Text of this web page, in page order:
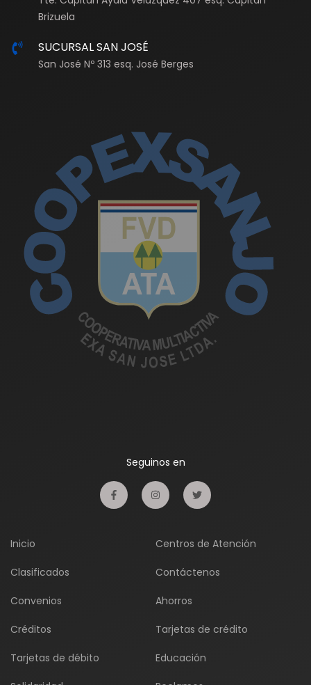
Brizuela
SUCURSAL SAN JOSÉ
San José Nº 313 esq. José Berges
Seguinos en
Inicio Centros de Atención
Clasificados Contáctenos
Convenios Ahorros
Créditos Tarjetas de crédito
Tarjetas de débito Educación